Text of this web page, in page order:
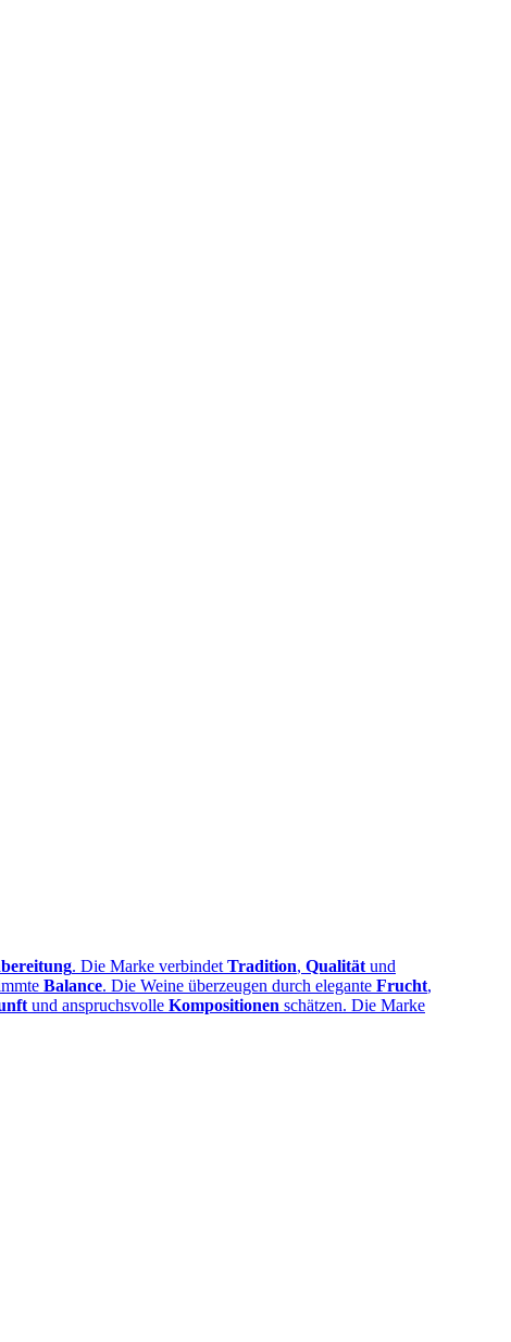
. Die Marke verbindet Tradition, Qualität und
Balance. Die Weine überzeugen durch elegante Frucht,
und anspruchsvolle Kompositionen schätzen. Die Marke